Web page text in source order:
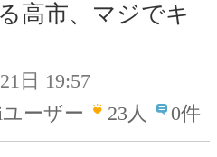
高市、マジでキ
日 19:57
ーザー
23人 0件